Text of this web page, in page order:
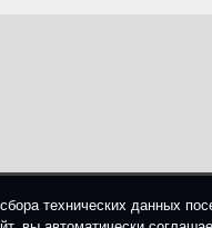
технических данных